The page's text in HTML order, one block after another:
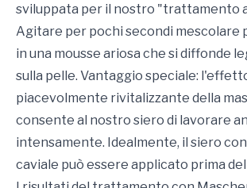
sviluppata per il nostro "trattamento
Agitare per pochi secondi mescolare
in una mousse ariosa che si diffonde
sulla pelle. Vantaggio speciale:
piacevolmente rivitalizzante della
consente al nostro siero di lavorare
intensamente. Idealmente, il siero
caviale può essere applicato prima